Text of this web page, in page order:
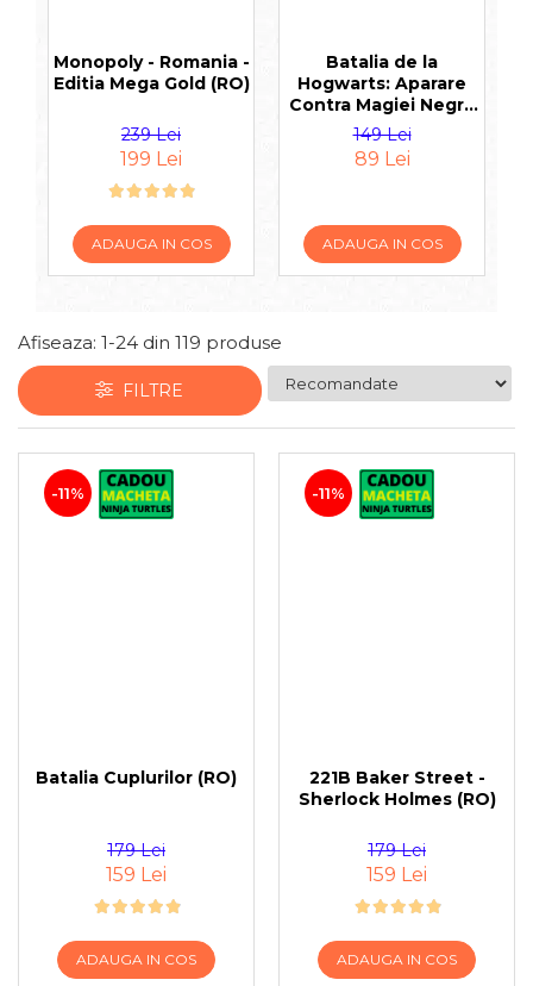
Orchard Games
Jocuri cooperative
Jocuri de masa
Jocuri de societate in limba
romana
Vezi toate jocurile de societate
Monopoly - Romania -
Editia Mega Gold (RO)
239 Lei
199 Lei
ADAUGA IN COS
Batalia de la
Hogwarts: Aparare
Contra Magiei Negre
(RO)
149 Lei
89 Lei
ADAUGA IN COS
Afiseaza: 1-24 din 119 produse
FILTRE
-11%
Batalia Cuplurilor (RO)
179 Lei
159 Lei
ADAUGA IN COS
-11%
221B Baker Street -
Sherlock Holmes (RO)
179 Lei
159 Lei
ADAUGA IN COS